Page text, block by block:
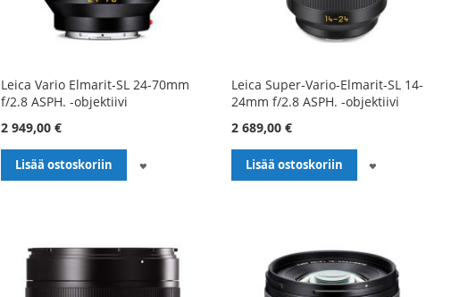
Leica Vario Elmarit-SL 24-70mm
f/2.8 ASPH. -objektiivi
2 949,00 €
Lisää ostoskoriin
Leica Super-Vario-Elmarit-SL 14-
24mm f/2.8 ASPH. -objektiivi
2 689,00 €
Lisää ostoskoriin